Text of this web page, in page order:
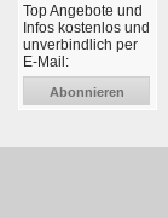
Top Angebote und
Infos kostenlos und
unverbindlich per
E-Mail:
Abonnieren